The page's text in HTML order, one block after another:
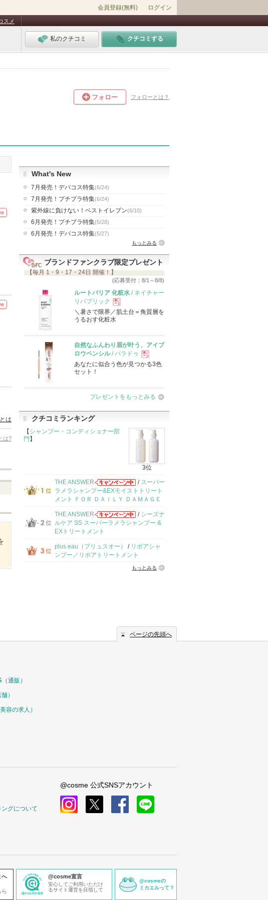
会員登録(無料) ログイン
スメ
私のクチコミ クチコミする
フォロー フォローとは？
は
は?
What's New
7月発売！デパコス特集(6/24)
7月発売！プチプラ特集(6/24)
紫外線に負けない！ベストイレブン(6/10)
6月発売！プチプラ特集(5/28)
6月発売！デパコス特集(5/27)
もっとみる
ブランドファンクラブ限定プレゼント
【毎月 1・9・17・24日 開催！】
(応募受付：8/1～8/8)
ルートバリア 化粧水 / ネイチャー
リパブリック
現
品
＼暑さで限界／肌土台＝角質層を
うるおす化粧水
自然なふんわり眉が叶う、アイブ
ロウペンシル/ パラドゥ
現
品
あなたに似合う色が見つかる3色
セット！
プレゼントをもっとみる
クチコミランキング
【 シャンプー・コンディショナー部
門 】
3位
THE ANSWER / スーパー
ラメラシャンプー&EXモイストトリート
メント ＦＯＲ ＤＡＩＬＹ ＤＡＭＡＧＥ
THE ANSWER / シーズナ
ルケア SS スーパーラメラシャンプー &
EXトリートメント
plus eau（プリュスオー） / リポアシャ
ンプー／リポアトリートメント
もっとみる
ページの先頭へ
（通販）
舗）
美容の求人）
グについて
@cosme 公式SNSアカウント
へ
ら
@cosme宣言
安心してご利用いただけ
るサイト運営を目指して
@cosmeの
ミカエルって？